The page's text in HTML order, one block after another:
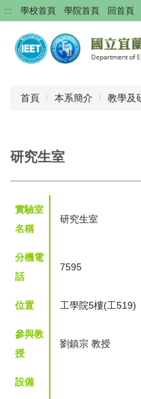
跳
到
要
::: 學校首頁 學院首頁 回首頁
首頁 本系簡介 教學及
研究生室
實驗室
名稱
研究生室
分機電
話
7595
位置 工學院5樓(工519)
參與教
授
劉鎮宗 教授
設備